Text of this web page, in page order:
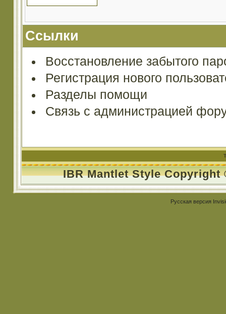
Ссылки
Восстановление забытого
Регистрация нового
Разделы помощи
Связь с администрацией
IBR Mantlet Style Copyright
Русская версия